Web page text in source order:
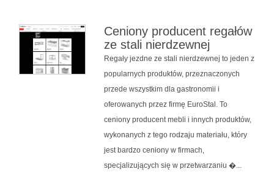
Ceniony producent regałów
ze stali nierdzewnej
Regały jezdne ze stali nierdzewnej to jeden z
popularnych produktów, przeznaczonych
przede wszystkim dla gastronomii i
oferowanych przez firmę EuroStal. To
ceniony producent mebli i innych produktów,
wykonanych z tego rodzaju materiału, który
jest bardzo ceniony w firmach,
specjalizujących się w przetwarzaniu �...